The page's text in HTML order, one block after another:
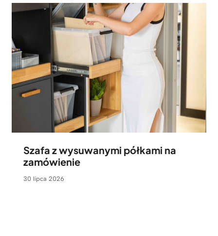
Szafa z wysuwanymi półkami na
zamówienie
30 lipca 2026